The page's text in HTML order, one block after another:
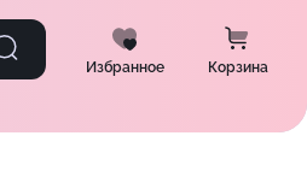
Избранное Корзина